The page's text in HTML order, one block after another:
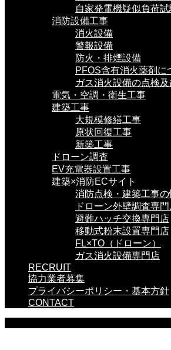
自家発電機疑似負荷試
消防設備工事
消火設備
警報設備
防火・排煙設備
PFOS含有消火薬剤に
ガス消火設備の点検
電気・空調・衛生工事
建築工事
大規模修繕工事
原状回復工事
新築工事
ドローン調査
EV充電器設置工事
建築×消防ECサイト
消防点検・建築工事の
ドローン外壁調査専
避難ハッチ交換専門店
移動式粉末設置専門店
FL×TO（ドローン）
ガス消火設備専門店
RECRUIT
協力業者募集
プライバシーポリシー・基本方針
CONTACT